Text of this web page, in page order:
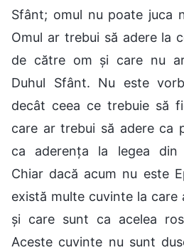
Sfânt; omul nu poate juca
Omul ar trebui să adere la
de către om și care nu
Duhul Sfânt. Nu este
decât ceea ce trebuie să
care ar trebui să adere ca
ca aderența la legea din
Chiar dacă acum nu este
există multe cuvinte la care
și care sunt ca acelea
Aceste cuvinte nu sunt